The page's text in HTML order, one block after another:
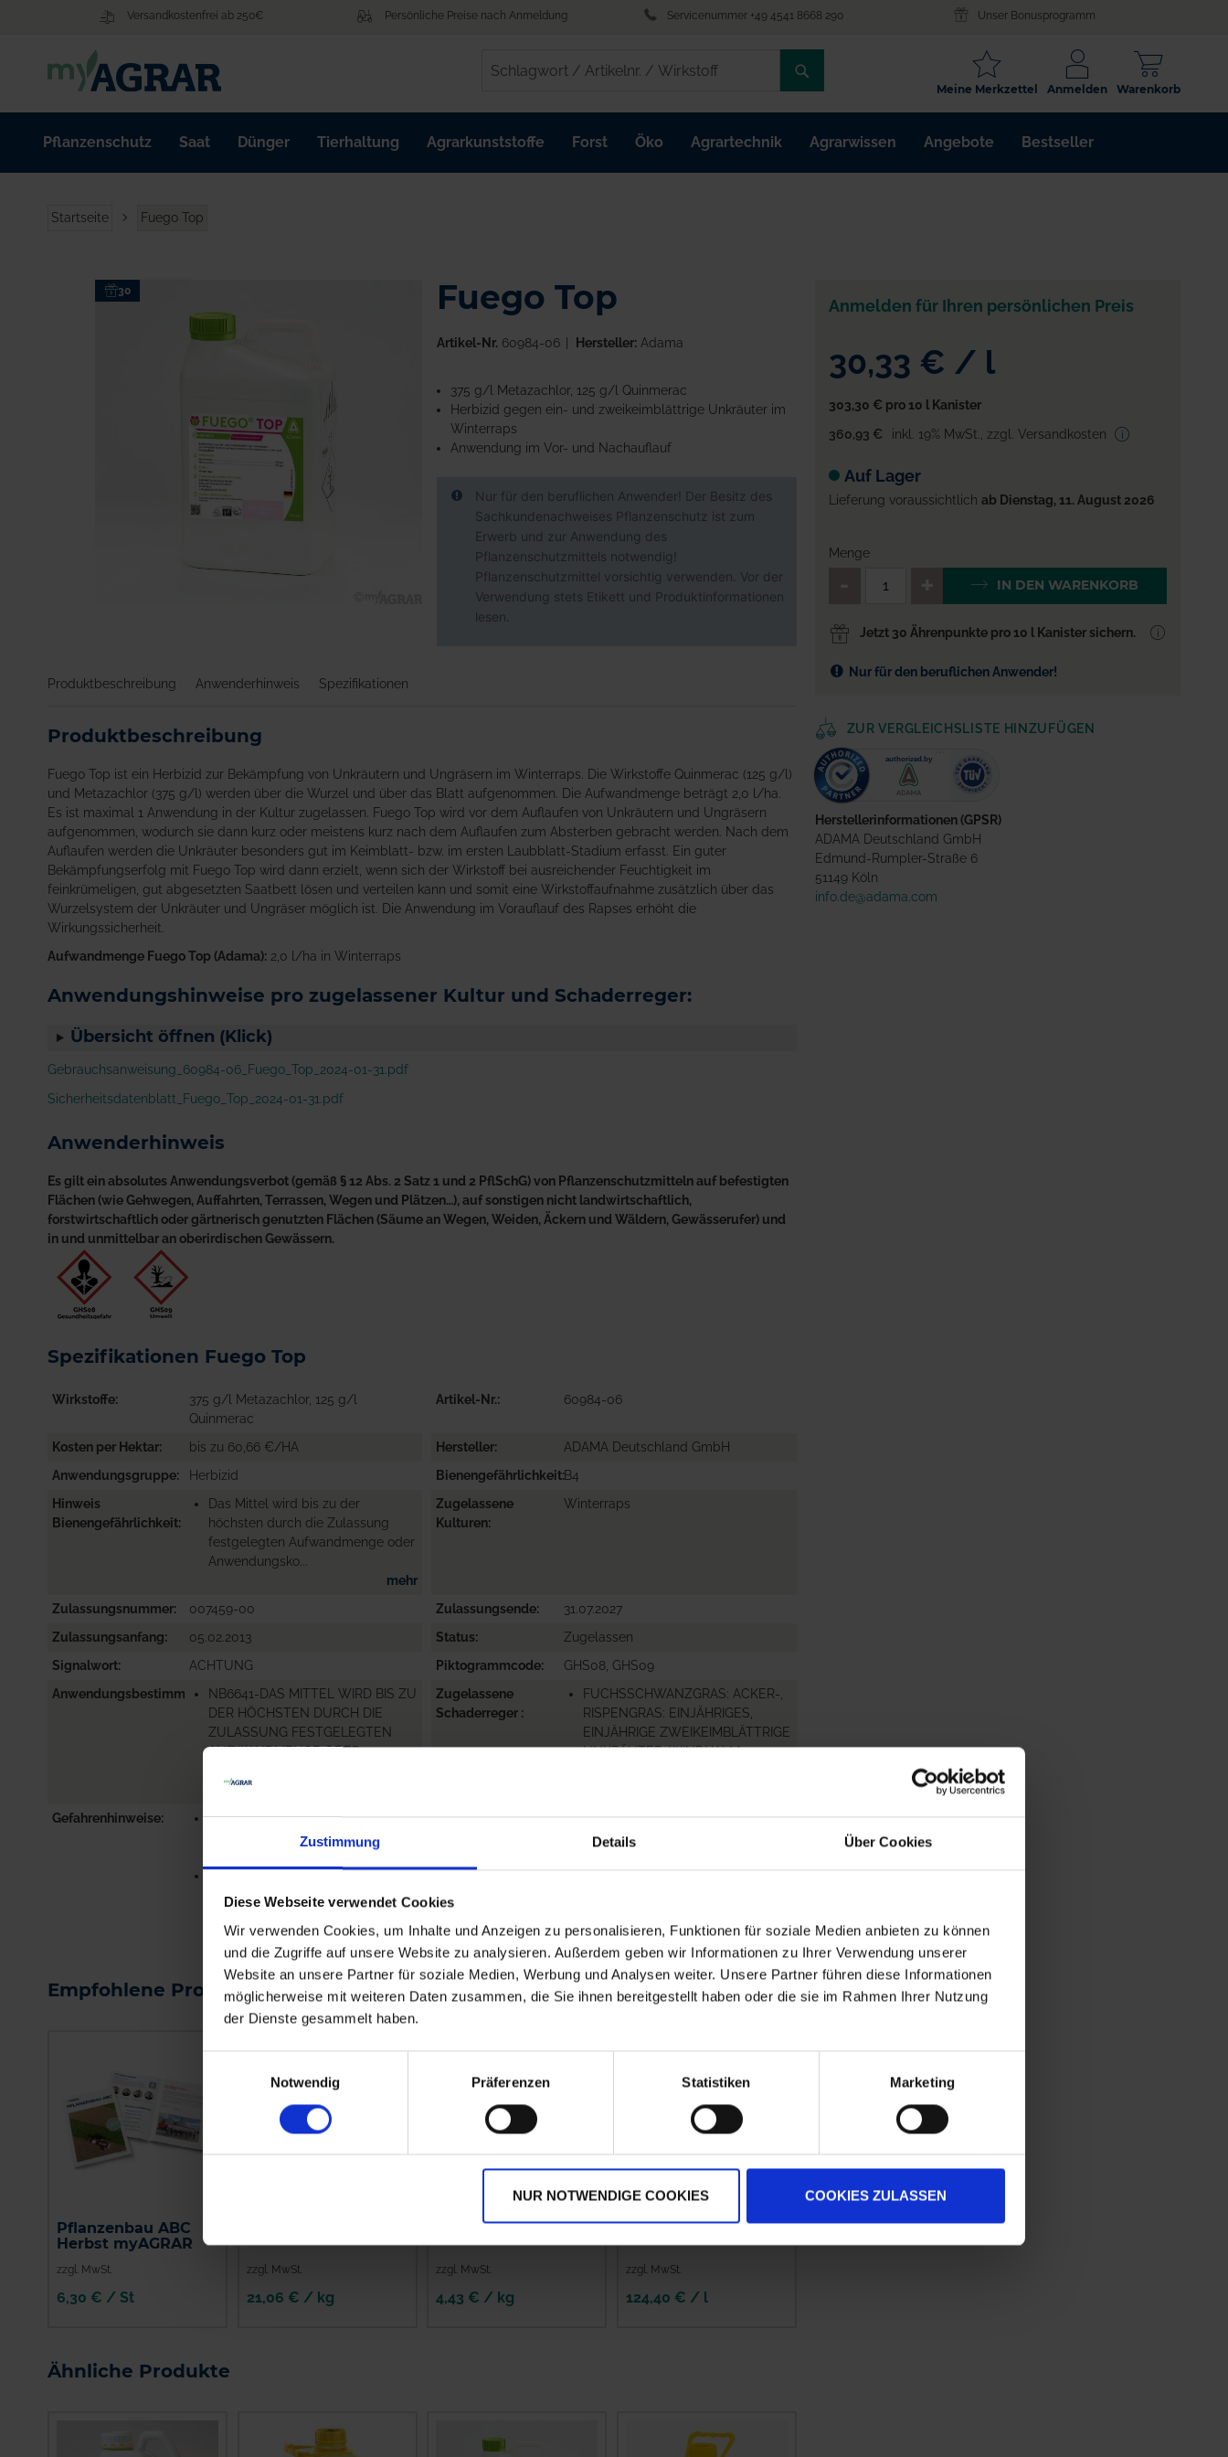
Zustimmung Details Über Cookies
Diese Webseite verwendet Cookies
Wir verwenden Cookies, um Inhalte und Anzeigen zu personalisieren, Funktionen für soziale Medien anbieten zu können
und die Zugriffe auf unsere Website zu analysieren. Außerdem geben wir Informationen zu Ihrer Verwendung unserer
Website an unsere Partner für soziale Medien, Werbung und Analysen weiter. Unsere Partner führen diese Informationen
möglicherweise mit weiteren Daten zusammen, die Sie ihnen bereitgestellt haben oder die sie im Rahmen Ihrer Nutzung
der Dienste gesammelt haben.
Notwendig
Präferenzen Statistiken Marketing
NUR NOTWENDIGE COOKIES COOKIES ZULASSEN
Versandkostenfrei ab 250€ Persönliche Preise nach Anmeldung Servicenummer +49 4541 8668 290 Unser Bonusprogramm
/
ARTIKELNR.
/
Warenkorb
Anmelden
Meine Merkzettel
Pflanzenschutz Saat Dünger Tierhaltung Agrarkunststoffe Forst Öko Agrartechnik Agrarwissen Angebote Bestseller
Startseite Fuego Top
30
springen
Fuego Top
Artikel-Nr. 60984-06 Hersteller:Adama
375 g/l Metazachlor, 125 g/l Quinmerac
Herbizid gegen ein- und zweikeimblättrige Unkräuter im
Winterraps
Anwendung im Vor- und Nachauflauf
Nur für den beruflichen Anwender! Der Besitz des
Sachkundenachweises Pflanzenschutz ist zum
Erwerb und zur Anwendung des
Pflanzenschutzmittels notwendig!
Pflanzenschutzmittel vorsichtig verwenden. Vor der
Verwendung stets Etikett und Produktinformationen
lesen.
Produktbeschreibung Anwenderhinweis Spezifikationen
Produktbeschreibung
Fuego Top ist ein Herbizid zur Bekämpfung von Unkräutern und Ungräsern im Winterraps. Die Wirkstoffe Quinmerac (125 g/l)
und Metazachlor (375 g/l) werden über die Wurzel und über das Blatt aufgenommen. Die Aufwandmenge beträgt 2,0 l/ha.
Es ist maximal 1 Anwendung in der Kultur zugelassen. Fuego Top wird vor dem Auflaufen von Unkräutern und Ungräsern
aufgenommen, wodurch sie dann kurz oder meistens kurz nach dem Auflaufen zum Absterben gebracht werden. Nach dem
Auflaufen werden die Unkräuter besonders gut im Keimblatt- bzw. im ersten Laubblatt-Stadium erfasst. Ein guter
Bekämpfungserfolg mit Fuego Top wird dann erzielt, wenn sich der Wirkstoff bei ausreichender Feuchtigkeit im
feinkrümeligen, gut abgesetzten Saatbett lösen und verteilen kann und somit eine Wirkstoffaufnahme zusätzlich über das
Wurzelsystem der Unkräuter und Ungräser möglich ist. Die Anwendung im Vorauflauf des Rapses erhöht die
Wirkungssicherheit.
Aufwandmenge Fuego Top (Adama): 2,0 l/ha in Winterraps
Anwendungshinweise pro zugelassener Kultur und Schaderreger:
Übersicht öffnen (Klick)
Gebrauchsanweisung_60984-06_Fuego_Top_2024-01-31.pdf
Sicherheitsdatenblatt_Fuego_Top_2024-01-31.pdf
Anwenderhinweis
Es gilt ein absolutes Anwendungsverbot (gemäß § 12 Abs. 2 Satz 1 und 2 PflSchG) von Pflanzenschutzmitteln auf befestigten
Flächen (wie Gehwegen, Auffahrten, Terrassen, Wegen und Plätzen…), auf sonstigen nicht landwirtschaftlich,
forstwirtschaftlich oder gärtnerisch genutzten Flächen (Säume an Wegen, Weiden, Äckern und Wäldern, Gewässerufer) und
in und unmittelbar an oberirdischen Gewässern.
Spezifikationen Fuego Top
Wirkstoffe
375 g/l Metazachlor, 125 g/l
Quinmerac
Artikel-Nr. 60984-06
Kosten per Hektar bis zu 60,66 €/HA Hersteller
ADAMA Deutschland GmbH
Anwendungsgruppe
Herbizid BienengefährlichkeitB4
Hinweis
Bienengefährlichkeit
Das Mittel wird bis zu der
höchsten durch die Zulassung
festgelegten Aufwandmenge oder
Anwendungsko...
mehr
Zugelassene
Kulturen
Winterraps
Zulassungsnummer 007459-00 Zulassungsende
31.07.2027
Zulassungsanfang
05.02.2013 Status
Zugelassen
Signalwort
ACHTUNG Piktogrammcode
GHS08, GHS09
AnwendungsbestimmungenNB6641-DAS MITTEL WIRD BIS ZU
DER HÖCHSTEN DURCH DIE
ZULASSUNG FESTGELEGTEN
AUFWANDMENGE ODER
Zugelassene
Schaderreger
FUCHSSCHWANZGRAS: ACKER-,
RISPENGRAS: EINJÄHRIGES,
EINJÄHRIGE ZWEIKEIMBLÄTTRIGE
UNKRÄUTER, WINDHALM...
Gefahrenhinweise
EUH208-ENTHÄLT . KANN
ALLERGISCHE REAKTIONEN
RISIKEN FÜR MEN...
Empfohlene Produkte
Pflanzenbau ABC
Herbst myAGRAR
zzgl. MwSt.
6,30 € / St
zzgl. MwSt.
21,06 € / kg
zzgl. MwSt.
4,43 € / kg
zzgl. MwSt.
124,40 € / l
Ähnliche Produkte
Anmelden für Ihren persönlichen Preis
30,33 € / l
303,30 € pro 10 l Kanister
360,93 €
inkl. 19% MwSt. zzgl. Versandkosten
Auf Lager
Lieferung voraussichtlich ab Dienstag, 11. August 2026
Menge
QTY_CONTROL_DECREASE
IN DEN WARENKORB
Jetzt 30 Ährenpunkte pro 10 l Kanister sichern.
Nur für den beruflichen Anwender!
ZUR VERGLEICHSLISTE HINZUFÜGEN
Herstellerinformationen (GPSR)
ADAMA Deutschland GmbH
Edmund-Rumpler-Straße 6
51149 Köln
info.de@adama.com